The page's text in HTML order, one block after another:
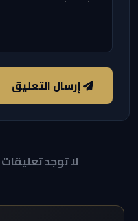
إرسال التعليق
لا توجد